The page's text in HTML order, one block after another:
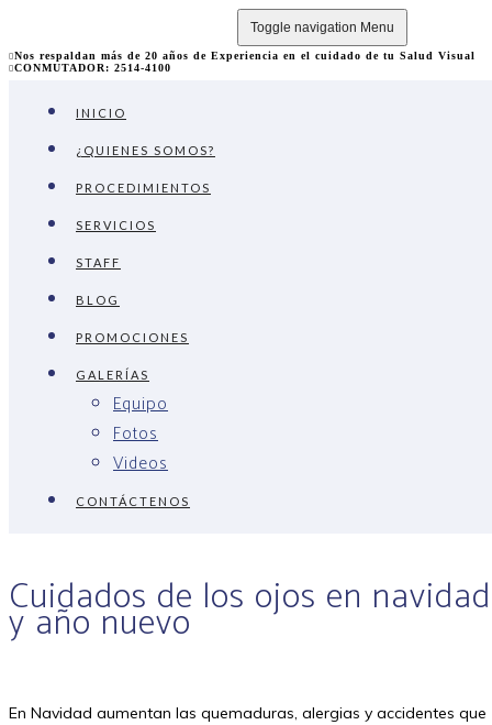
Toggle navigation Menu
Nos respaldan más de 20 años de Experiencia en el cuidado de tu Salud Visual
CONMUTADOR: 2514-4100
INICIO
¿QUIENES SOMOS?
PROCEDIMIENTOS
SERVICIOS
STAFF
BLOG
PROMOCIONES
GALERÍAS
Equipo
Fotos
Videos
CONTÁCTENOS
Cuidados de los ojos en navidad
y año nuevo
En Navidad aumentan las quemaduras, alergias y accidentes que